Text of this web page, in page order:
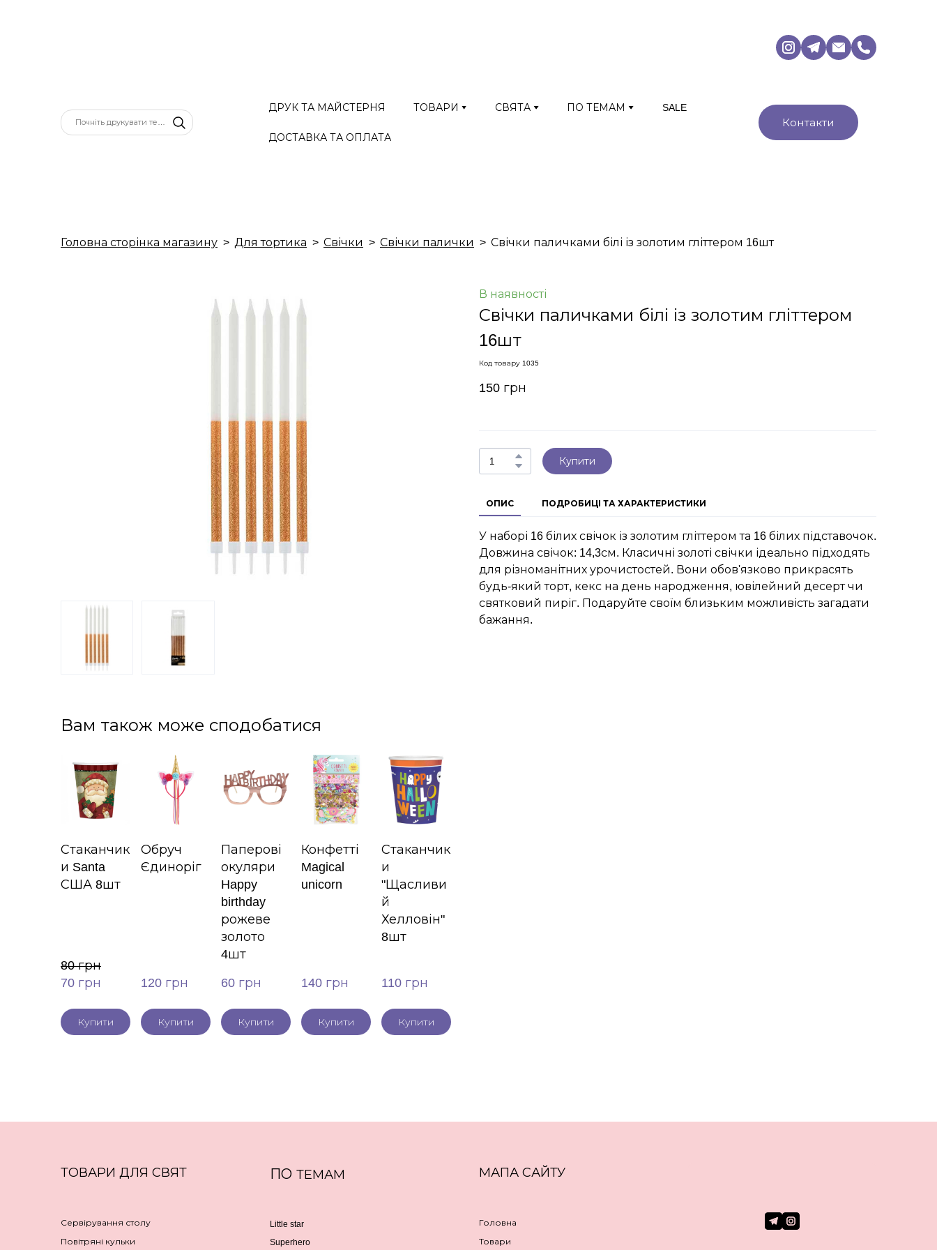
ДРУК ТА МАЙСТЕРНЯ ТОВАРИ СВЯТА ПО ТЕМАМ SALE
ДОСТАВКА ТА ОПЛАТА
Контакти
Головна сторінка магазину Для тортика Свічки Свічки палички Свічки паличками білі із золотим гліттером 16шт
В наявності
Свічки паличками білі із золотим гліттером
16шт
Код товару 1035
150 грн
Купити
ОПИС ПОДРОБИЦІ ТА ХАРАКТЕРИСТИКИ
У наборі 16 білих свічок із золотим гліттером та 16 білих підставочок.
Довжина свічок: 14,3см. Класичні золоті свічки ідеально підходять
для різноманітних урочистостей. Вони обов'язково прикрасять
будь-який торт, кекс на день народження, ювілейний десерт чи
святковий пиріг. Подаруйте своїм близьким можливість загадати
бажання.
Вам також може сподобатися
Стаканчик
и Santa
США 8шт
80 грн
70 грн
Купити
Обруч
Єдиноріг
120 грн
Купити
Паперові
окуляри
Happy
birthday
рожеве
золото
4шт
60 грн
Купити
Конфетті
Magical
unicorn
140 грн
Купити
Стаканчик
и
"Щасливи
й
Хелловін"
8шт
110 грн
Купити
ТОВАРИ ДЛЯ СВЯТ
Сервірування столу
Повітряні кульки
ПО ТЕМАМ
Little star
Superhero
МАПА САЙТУ
Головна
Товари